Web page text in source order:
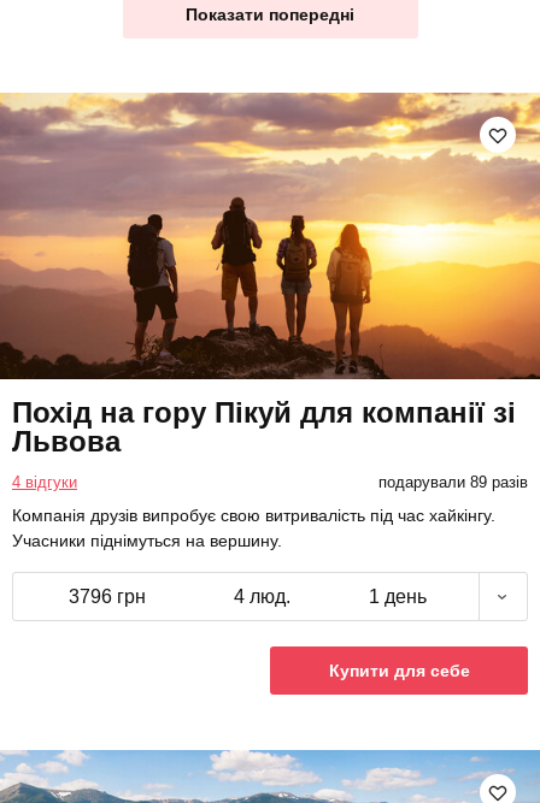
Показати попередні
Похід на гору Пікуй для компанії зі
Львова
4 відгуки подарували 89 разів
Компанія друзів випробує свою витривалість під час хайкінгу.
Учасники піднімуться на вершину.
3796 грн 4 люд. 1 день
Купити для себе